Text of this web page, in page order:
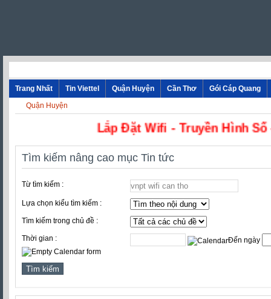
Trang Nhất Tin Viettel Quận Huyện Cần Thơ
Gói Cáp Quang
Quận Huyện
Lắp Đặt Wifi - Truyền Hình Số -
Tìm kiếm nâng cao mục Tin tức
Từ tìm kiếm :
Lựa chọn kiểu tìm kiếm :
Tìm kiếm trong chủ đề :
Thời gian : Đến ngày